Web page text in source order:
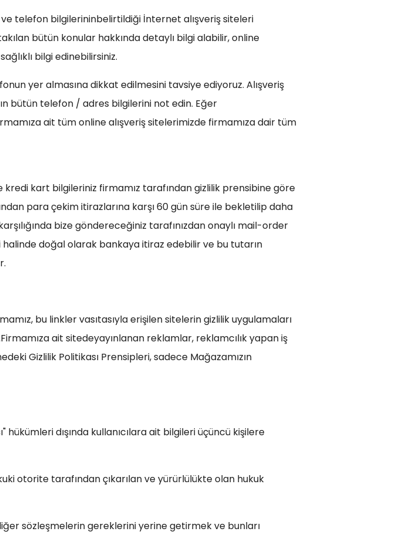
telefon bilgilerininbelirtildiği İnternet alışveriş siteleri
bütün konular hakkında detaylı bilgi alabilir, online
bilgi edinebilirsiniz.
yer almasına dikkat edilmesini tavsiye ediyoruz. Alışveriş
bütün telefon / adres bilgilerini not edin. Eğer
ait tüm online alışveriş sitelerimizde firmamıza dair tüm
kart bilgileriniz firmamız tarafından gizlilik prensibine göre
para çekim itirazlarına karşı 60 gün süre ile bekletilip daha
bize göndereceğiniz tarafınızdan onaylı mail-order
halinde doğal olarak bankaya itiraz edebilir ve bu tutarın
bu linkler vasıtasıyla erişilen sitelerin gizlilik uygulamaları
ait sitedeyayınlanan reklamlar, reklamcılık yapan iş
Gizlilik Politikası Prensipleri, sadece Mağazamızın
hükümleri dışında kullanıcılara ait bilgileri üçüncü kişilere
otorite tarafından çıkarılan ve yürürlülükte olan hukuk
sözleşmelerin gereklerini yerine getirmek ve bunları